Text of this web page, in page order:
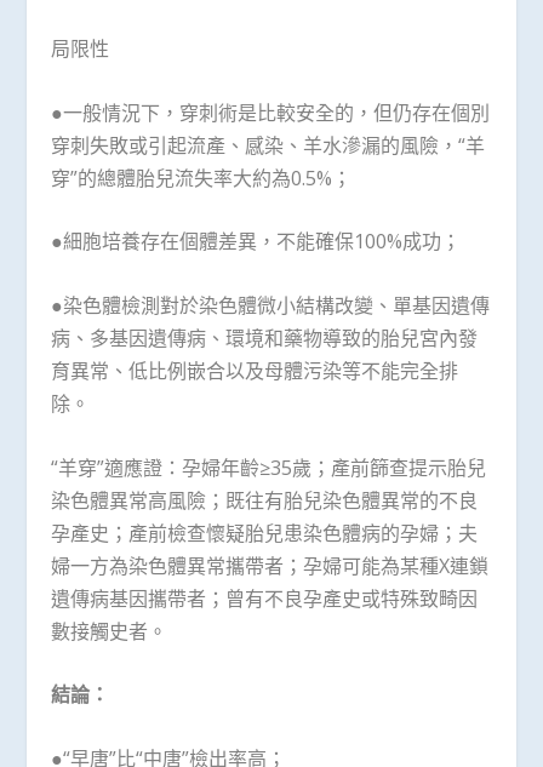
局限性
●一般情況下，穿刺術是比較安全的，但仍存在個別
穿刺失敗或引起流產、感染、羊水滲漏的風險，“羊
穿”的總體胎兒流失率大約為0.5%；
●細胞培養存在個體差異，不能確保100%成功；
●染色體檢測對於染色體微小結構改變、單基因遺傳
病、多基因遺傳病、環境和藥物導致的胎兒宮內發
育異常、低比例嵌合以及母體污染等不能完全排
除。
“羊穿”適應證：孕婦年齡≥35歲；產前篩查提示胎兒
染色體異常高風險；既往有胎兒染色體異常的不良
孕產史；產前檢查懷疑胎兒患染色體病的孕婦；夫
婦一方為染色體異常攜帶者；孕婦可能為某種X連鎖
遺傳病基因攜帶者；曾有不良孕產史或特殊致畸因
數接觸史者。
結論：
●“早唐”比“中唐”檢出率高；